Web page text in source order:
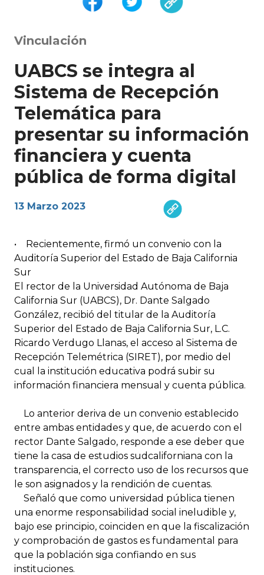
Vinculación
UABCS se integra al
Sistema de Recepción
Telemática para
presentar su información
financiera y cuenta
pública de forma digital
13 Marzo 2023
• Recientemente, firmó un convenio con la
Auditoría Superior del Estado de Baja California
Sur
El rector de la Universidad Autónoma de Baja
California Sur (UABCS), Dr. Dante Salgado
González, recibió del titular de la Auditoría
Superior del Estado de Baja California Sur, L.C.
Ricardo Verdugo Llanas, el acceso al Sistema de
Recepción Telemétrica (SIRET), por medio del
cual la institución educativa podrá subir su
información financiera mensual y cuenta pública.
Lo anterior deriva de un convenio establecido
entre ambas entidades y que, de acuerdo con el
rector Dante Salgado, responde a ese deber que
tiene la casa de estudios sudcaliforniana con la
transparencia, el correcto uso de los recursos que
le son asignados y la rendición de cuentas.
Señaló que como universidad pública tienen
una enorme responsabilidad social ineludible y,
bajo ese principio, coinciden en que la fiscalización
y comprobación de gastos es fundamental para
que la población siga confiando en sus
instituciones.